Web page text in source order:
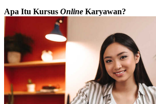
Apa Itu Kursus Online Karyawan?